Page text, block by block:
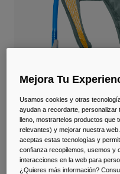
Tazas y Vasos
Riñoneras
Bolsas Bici
Bolsas
Accessorios
Ver todo
Mejora Tu
Usamos cookies y otras
ayudan a recordarte, personalizar
lleno, mostrartelos productos que
relevantes) y mejorar nuestra
aceptas estas tecnologías y
confianza recopilemos, usemos y
interacciones en la web para
¿Quieres más información?